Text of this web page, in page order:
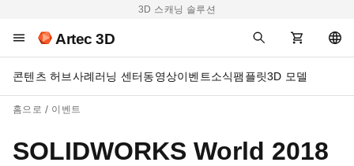
3D 스캐닝 솔루션
Artec 3D
콘텐츠 허브사례러닝 센터동영상이벤트소식팸플릿3D 모델
홈으로 이벤트
SOLIDWORKS World 2018